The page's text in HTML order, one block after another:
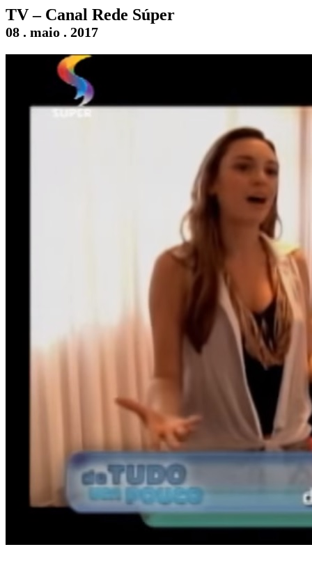
TV – Canal Rede Súper
08 . maio . 2017